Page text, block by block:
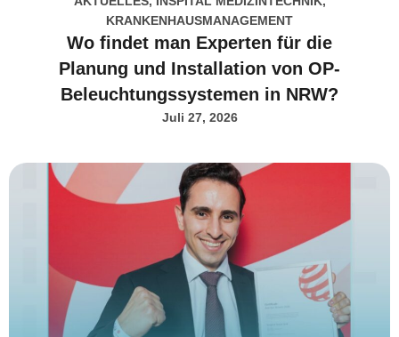
KRANKENHAUSMANAGEMENT
Wo findet man Experten für die
Planung und Installation von OP-
Beleuchtungssystemen in NRW?
Juli 27, 2026